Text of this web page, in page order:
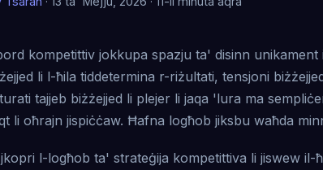
kompetittiv jokkupa spazju ta' disinn unikament
li l-ħila tiddetermina r-riżultati, tensjoni
tajjeb biżżejjed li plejer li jaqa 'lura ma
li oħrajn jispiċċaw. Ħafna logħob jiksbu waħda
l-logħob ta' strateġija kompetittiva li jiswew il-